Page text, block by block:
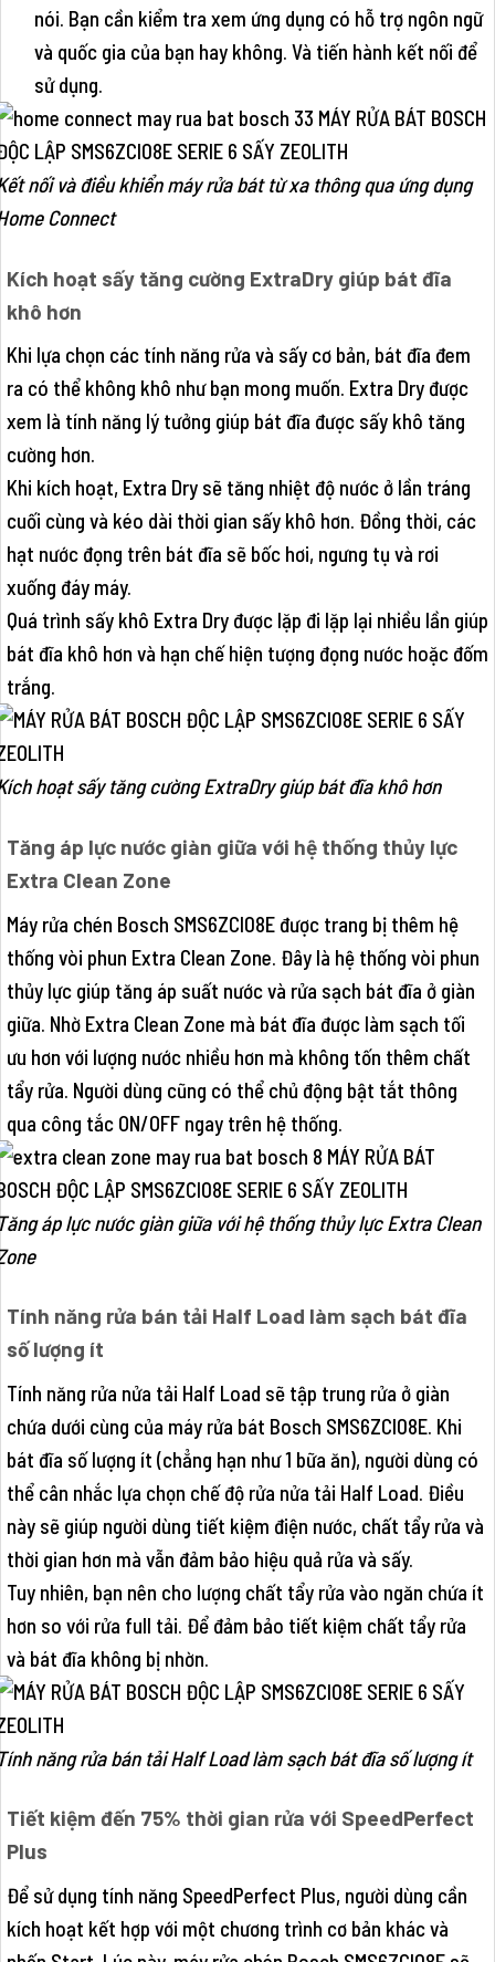
nói. Bạn cần kiểm tra xem ứng dụng có hỗ trợ ngôn ngữ
và quốc gia của bạn hay không. Và tiến hành kết nối để
sử dụng.
nối và điều khiển máy rửa bát từ xa thông qua ứng dụng
Connect
Kích hoạt sấy tăng cường ExtraDry giúp bát đĩa
khô hơn
Khi lựa chọn các tính năng rửa và sấy cơ bản, bát đĩa đem
ra có thể không khô như bạn mong muốn. Extra Dry được
xem là tính năng lý tưởng giúp bát đĩa được sấy khô tăng
cường hơn.
Khi kích hoạt, Extra Dry sẽ tăng nhiệt độ nước ở lần tráng
cuối cùng và kéo dài thời gian sấy khô hơn. Đồng thời, các
hạt nước đọng trên bát đĩa sẽ bốc hơi, ngưng tụ và rơi
xuống đáy máy.
Quá trình sấy khô Extra Dry được lặp đi lặp lại nhiều lần giúp
bát đĩa khô hơn và hạn chế hiện tượng đọng nước hoặc đốm
trắng.
hoạt sấy tăng cường ExtraDry giúp bát đĩa khô hơn
Tăng áp lực nước giàn giữa với hệ thống thủy lực
Extra Clean Zone
Máy rửa chén Bosch SMS6ZCI08E được trang bị thêm hệ
thống vòi phun Extra Clean Zone. Đây là hệ thống vòi phun
thủy lực giúp tăng áp suất nước và rửa sạch bát đĩa ở giàn
giữa. Nhờ Extra Clean Zone mà bát đĩa được làm sạch tối
ưu hơn với lượng nước nhiều hơn mà không tốn thêm chất
tẩy rửa. Người dùng cũng có thể chủ động bật tắt thông
qua công tắc ON/OFF ngay trên hệ thống.
áp lực nước giàn giữa với hệ thống thủy lực Extra Clean
Tính năng rửa bán tải Half Load làm sạch bát đĩa
số lượng ít
Tính năng rửa nửa tải Half Load sẽ tập trung rửa ở giàn
chứa dưới cùng của máy rửa bát Bosch SMS6ZCI08E. Khi
bát đĩa số lượng ít (chẳng hạn như 1 bữa ăn), người dùng có
thể cân nhắc lựa chọn chế độ rửa nửa tải Half Load. Điều
này sẽ giúp người dùng tiết kiệm điện nước, chất tẩy rửa và
thời gian hơn mà vẫn đảm bảo hiệu quả rửa và sấy.
Tuy nhiên, bạn nên cho lượng chất tẩy rửa vào ngăn chứa ít
hơn so với rửa full tải. Để đảm bảo tiết kiệm chất tẩy rửa
và bát đĩa không bị nhờn.
năng rửa bán tải Half Load làm sạch bát đĩa số lượng ít
Tiết kiệm đến 75% thời gian rửa với SpeedPerfect
Plus
Để sử dụng tính năng SpeedPerfect Plus, người dùng cần
kích hoạt kết hợp với một chương trình cơ bản khác và